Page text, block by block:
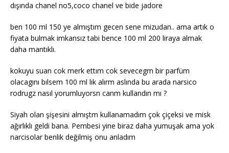
dışında chanel no5,coco chanel ve bide jadore
ben 100 ml 150 ye almıştım gecen sene mizudan.. ama artık o
fiyata bulmak imkansız tabi bence 100 ml 200 liraya almak
daha mantıklı.
kokuyu suan cok merk ettım cok sevecegm bir parfüm
olacagını bılsem 100 ml lık alırm aslında bu arada narsico
rodrugz nasıl yorumluyorsn canm kullandın mı ?
Siyah olan şişesini almıştm kullanamadım çok çiçeksi ve misk
ağırlıklı geldi bana. Pembesi yine biraz daha yumuşak ama yok
narcisolar benlik değilmiş onu anladım